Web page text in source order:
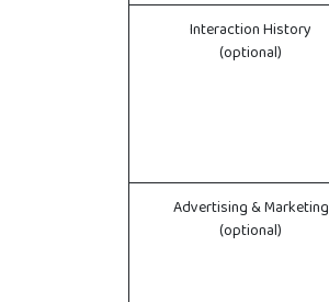
Interaction History
(optional)
Advertising & Marketing
(optional)